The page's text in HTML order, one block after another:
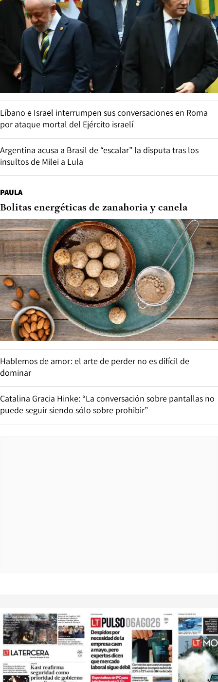
Líbano e Israel interrumpen sus conversaciones en Roma
por ataque mortal del Ejército israelí
Argentina acusa a Brasil de “escalar” la disputa tras los
insultos de Milei a Lula
PAULA
Bolitas energéticas de zanahoria y canela
Hablemos de amor: el arte de perder no es difícil de
dominar
Catalina Gracia Hinke: “La conversación sobre pantallas no
puede seguir siendo sólo sobre prohibir”
Opens in new window Opens in